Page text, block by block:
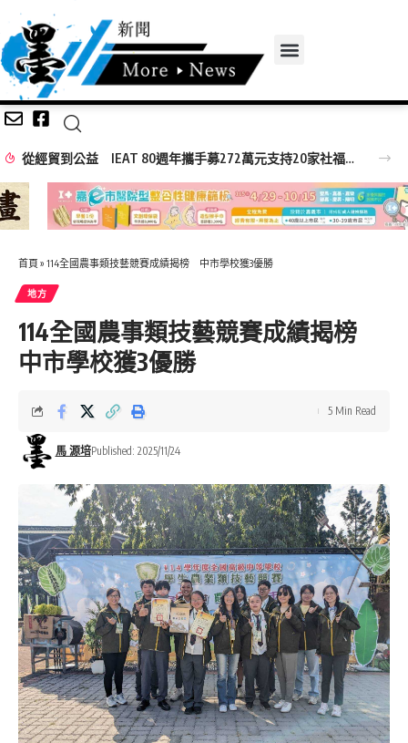
從經貿到公益 IEAT 80週年攜手募272萬元支持20家社福機構
首頁 » 114全國農事類技藝競賽成績揭榜 中市學校獲3優勝
地方
114全國農事類技藝競賽成績揭榜
中市學校獲3優勝
馬 源培Published: 2025/11/24
5 Min Read